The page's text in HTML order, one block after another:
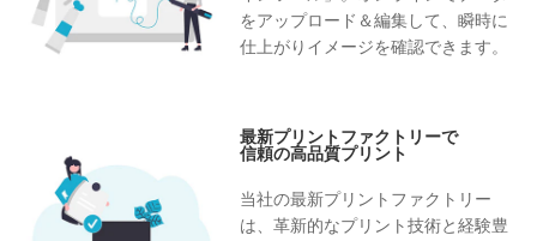
をアップロード＆編集して、瞬時に
仕上がりイメージを確認できます。
最新プリントファクトリーで
信頼の高品質プリント
当社の最新プリントファクトリー
は、革新的なプリント技術と経験豊